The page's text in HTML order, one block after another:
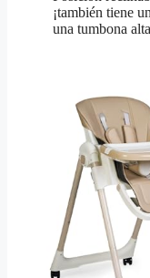
¡también tiene
una tumbona